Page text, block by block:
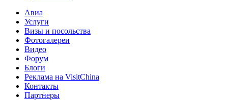
Авиа
Услуги
Визы и посольства
Фотогалереи
Видео
Форум
Блоги
Реклама на VisitChina
Контакты
Партнеры